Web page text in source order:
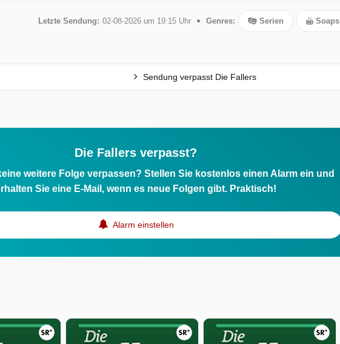
Letzte Sendung: 02-08-2026 um 19:15 Uhr Genres: Serien Soaps
Sendung verpasst Die Fallers
Die Fallers verpasst?
weitere Folge verpassen? Stellen Sie kostenlos einen Alarm ein und
Sie eine E-Mail, wenn es neue Folgen gibt. Praktisch!
Alarm einstellen